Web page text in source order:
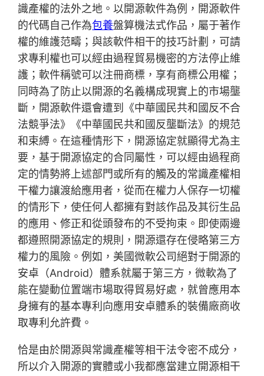
識產權的法外之地。以開源軟件為例，開源軟件
的代碼自己作為包養盤算機法式作品，屬于著作
權的維護范疇；與該軟件相干的技巧計劃，可請
求專利權也可以經由過程貿易機密的方法停止維
護；軟件稱號可以注冊商標，享有商標公用權；
同時為了防止以開源的名義構成現實上的市場壟
斷，開源軟件還會遭到《中華國民共和國反不合
法競爭法》《中華國民共和國反壟斷法》的規范
和束縛。在這種情形下，開源協定就顯得尤為主
要，基于開源協定的合同屬性，可以經由過程商
定的情勢將上述部門或所有的觸及的常識產權相
干權力讓渡給應用者，從而在權力人保存一切權
的情形下，使任何人都擁有對該作品及其衍生品
的應用、修正和從頭發布的不受拘束。即使兩邊
都遵照開源協定的規則，開源還存在侵略第三方
權力的風險。例如，美國微軟公司絕對于開源的
安卓（Android）體系就屬于第三方，微軟為了
能在變動位置端市場取得貿易好處，就曾應用本
身擁有的基本專利向應用安卓體系的裝備廠商收
取專利允許費。
恰是由於開源與常識產權等相干法令密不成分，
所以介入開源的實體或小我都應當建立開源相干